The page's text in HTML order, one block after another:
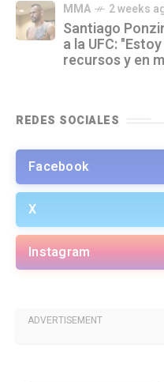
MMA 2 weeks
Santiago
a la UFC:
recursos y en
REDES SOCIALES
Facebook
X
Instagram
ADVERTISEMENT